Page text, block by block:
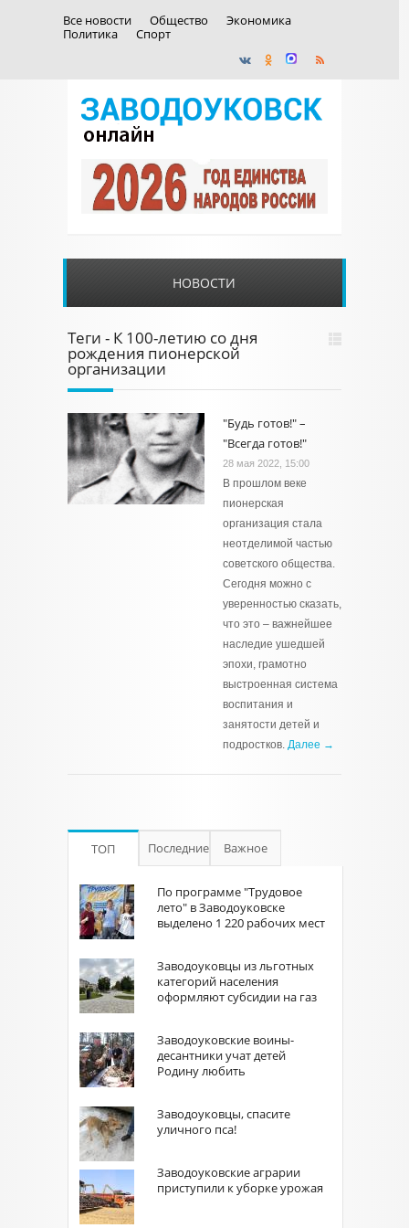
Все новости Общество
Экономика
Политика
Спорт
НОВОСТИ
Теги - К 100-летию со дня
рождения пионерской
организации
"Будь готов!" –
"Всегда готов!"
28 мая 2022, 15:00
В прошлом веке
пионерская
организация стала
неотделимой частью
советского общества.
Сегодня можно с
уверенностью сказать,
что это – важнейшее
наследие ушедшей
эпохи, грамотно
выстроенная система
воспитания и
занятости детей и
подростков. Далее →
ТОП Последние Важное
По программе "Трудовое
лето" в Заводоуковске
выделено 1 220 рабочих мест
Заводоуковцы из льготных
категорий населения
оформляют субсидии на газ
Заводоуковские воины-
десантники учат детей
Родину любить
Заводоуковцы, спасите
уличного пса!
Заводоуковские аграрии
приступили к уборке урожая